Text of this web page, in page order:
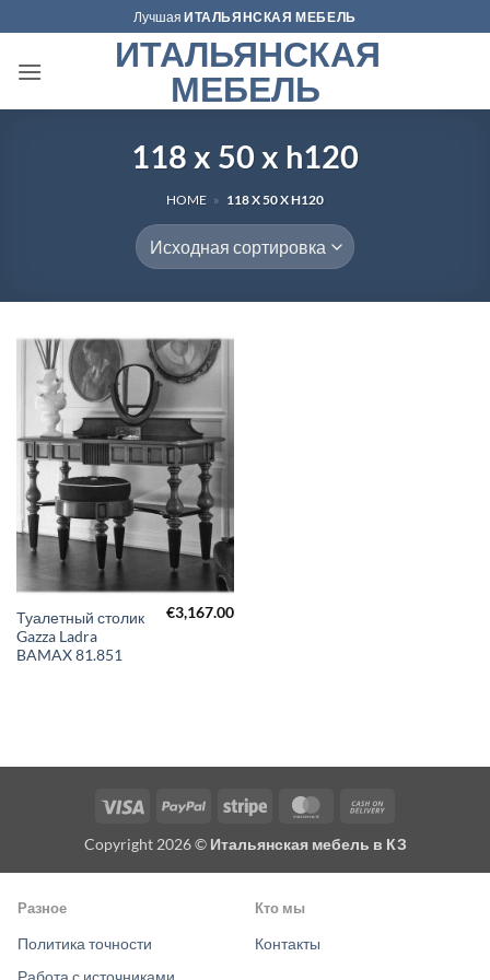
to
content
ЛучшаяИТАЛЬЯНСКАЯ МЕБЕЛЬ
ИТАЛЬЯНСКАЯ
МЕБЕЛЬ
118 x 50 x h120
HOME » 118 X 50 X H120
Туалетный столик
Gazza Ladra
BAMAX 81.851
€3,167.00
Visa PayPal Stripe MasterCard
Delivery
Copyright 2026 © Итальянская мебель в КЗ
Разное
Политика точности
Кто мы
Контакты